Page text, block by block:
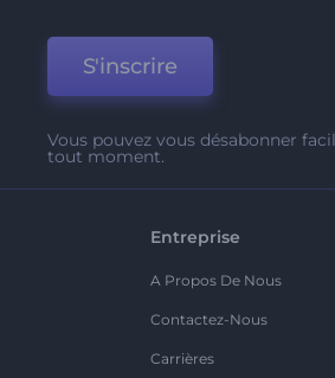
S'inscrire
Vous pouvez vous désabonner
tout moment.
Entreprise
A Propos De Nous
Contactez-Nous
Carrières